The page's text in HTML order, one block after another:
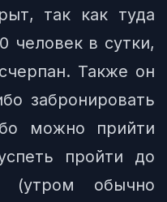
так как туда
человек в сутки,
Также он
забронировать
можно прийти
пройти до
(утром обычно